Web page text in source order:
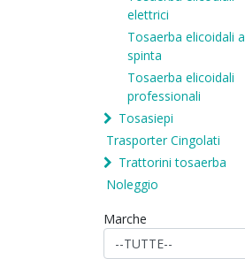
elettrici
Tosaerba elicoidali a
spinta
Tosaerba elicoidali
professionali
Tosasiepi
Trasporter Cingolati
Trattorini tosaerba
Noleggio
Marche